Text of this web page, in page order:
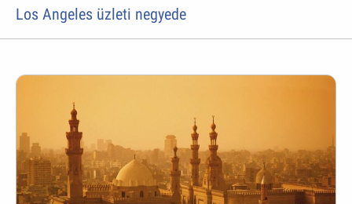
Los Angeles üzleti negyede